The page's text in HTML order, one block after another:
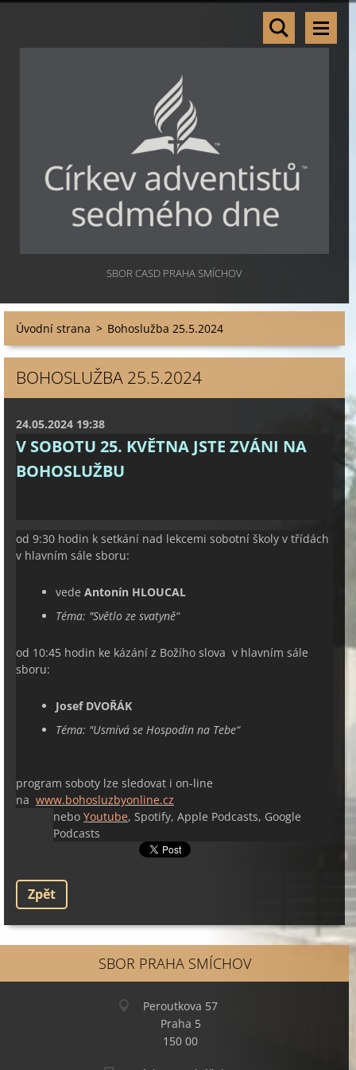
SBOR CASD PRAHA SMÍCHOV
Úvodní strana > Bohoslužba 25.5.2024
BOHOSLUŽBA 25.5.2024
24.05.2024 19:38
V SOBOTU 25. KVĚTNA JSTE ZVÁNI NA
BOHOSLUŽBU
od 9:30 hodin k setkání nad lekcemi sobotní školy v třídách
v hlavním sále sboru:
vede Antonín HLOUCAL
Téma: "Světlo ze svatyně“
od 10:45 hodin ke kázání z Božího slova v hlavním sále
sboru:
Josef DVOŘÁK
Téma: "Usmívá se Hospodin na Tebe“
program soboty lze sledovat i on-line
na www.bohosluzbyonline.cz
neboYoutube, Spotify, Apple Podcasts, Google
Podcasts
Zpět
SBOR PRAHA SMÍCHOV
Peroutkova 57
Praha 5
150 00